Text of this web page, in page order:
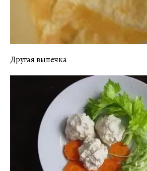
Другая выпечка